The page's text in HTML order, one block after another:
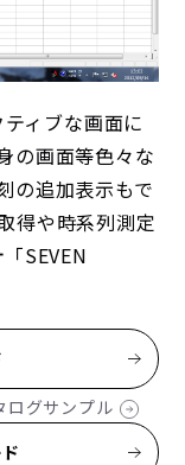
ィブな画面に
の画面等色々な
の追加表示もで
得や時系列測定
SEVEN
ログサンプル